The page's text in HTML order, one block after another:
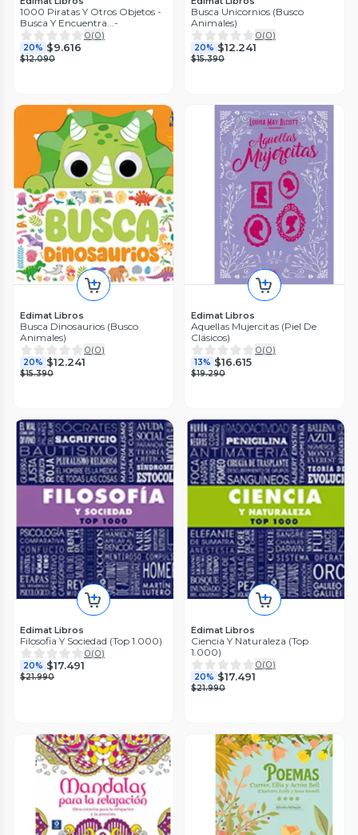
1000 Piratas Y Otros Objetos -
Busca Y Encuentra...-
0(0)
20% $9.616
$12.090
Busca Unicornios (Busco
Animales)
0(0)
20% $12.241
$15.390
Edimat Libros
Busca Dinosaurios (Busco
Animales)
0(0)
20% $12.241
$15.390
Edimat Libros
Aquellas Mujercitas (Piel De
Clásicos)
0(0)
13% $16.615
$19.290
Edimat Libros
Filosofia Y Sociedad (Top 1.000)
0(0)
20% $17.491
$21.990
Edimat Libros
Ciencia Y Naturaleza (Top
1.000)
0(0)
20% $17.491
$21.990